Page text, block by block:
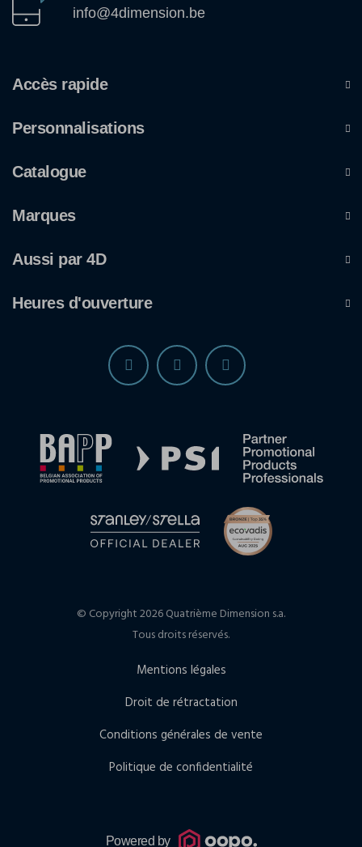
info@4dimension.be
Accès rapide
Personnalisations
Catalogue
Marques
Aussi par 4D
Heures d'ouverture
© Copyright 2026 Quatrième Dimension s.a.
Tous droits réservés.
Mentions légales
Droit de rétractation
Conditions générales de vente
Politique de confidentialité
Powered by